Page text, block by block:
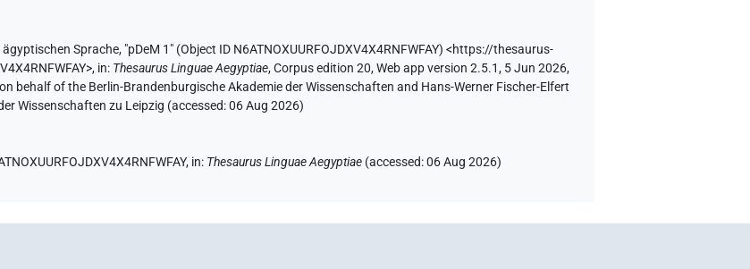
Sprache, "pDeM 1" (Object ID N6ATNOXUURFOJDXV4X4RNFWFAY)<https://thesaurus-
, in: Thesaurus Linguae Aegyptiae,Corpus edition 20, Web app version 2.5.1, 5 Jun 2026,
behalf of the Berlin-Brandenburgische Akademie der Wissenschaften and Hans-Werner Fischer-Elfert
Wissenschaften zu Leipzig (accessed:06 Aug 2026)
in: Thesaurus Linguae Aegyptiae (accessed:06 Aug 2026)